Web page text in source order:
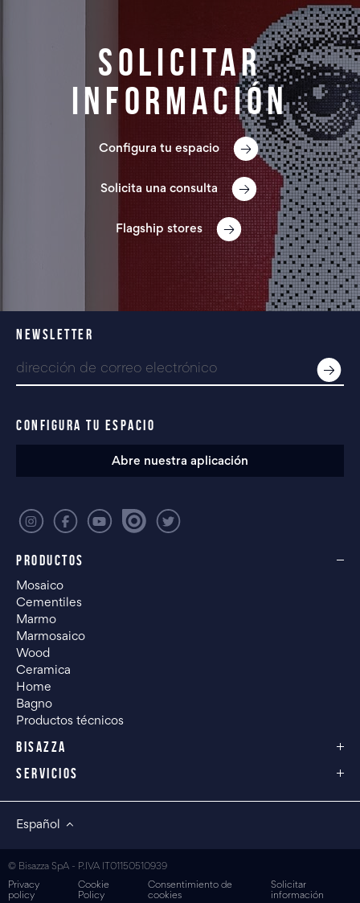
Solicitar
información
Configura tu espacio
Solicita una consulta
Flagship stores
PRODUCTOS
Mosaico
Cementiles
Marmo
Marmosaico
Wood
Ceramica
Home
Bagno
Productos técnicos
BISAZZA
SERVICIOS
NEWSLETTER
CONFIGURA TU ESPACIO
Abre nuestra aplicación
Español
© Bisazza SpA - P.IVA IT01150510939
Privacy
policy
Cookie
Policy
Consentimiento de
cookies
Solicitar
información